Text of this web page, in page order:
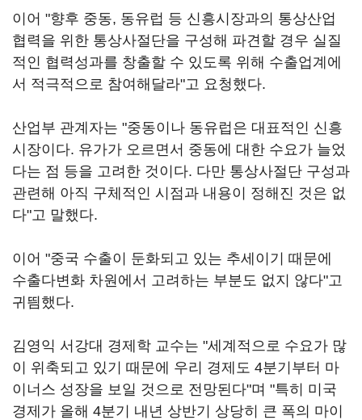
이어 "향후 중동, 동유럽 등 신흥시장과의 통상산업
협력을 위한 통상사절단을 구성해 파견할 경우 실질
적인 협력성과를 창출할 수 있도록 위해 수출업계에
서 적극적으로 참여해달라"고 요청했다.
산업부 관계자는 "중동이나 동유럽은 대표적인 신흥
시장이다. 유가가 오르면서 중동에 대한 수요가 늘었
다는 점 등을 고려한 것이다. 다만 통상사절단 구성과
관련해 아직 구체적인 시점과 내용이 정해진 것은 없
다"고 말했다.
이어 "중국 수출이 둔화되고 있는 추세이기 때문에
수출다변화 차원에서 고려하는 부분도 없지 않다"고
귀띔했다.
김영익 서강대 경제학 교수는 "세계적으로 수요가 많
이 위축되고 있기 때문에 우리 경제도 4분기부터 마
이너스 성장을 보일 것으로 전망된다"며 "특히 미국
경제가 올해 4분기 내년 상반기 상당히 큰 폭의 마이